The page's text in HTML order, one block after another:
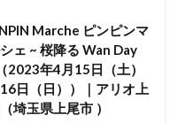
Marche ピンピンマ
ェ ~ 桜降る Wan Day
2023年4月15日（土）
日（日））｜アリオ上
埼玉県上尾市 ）